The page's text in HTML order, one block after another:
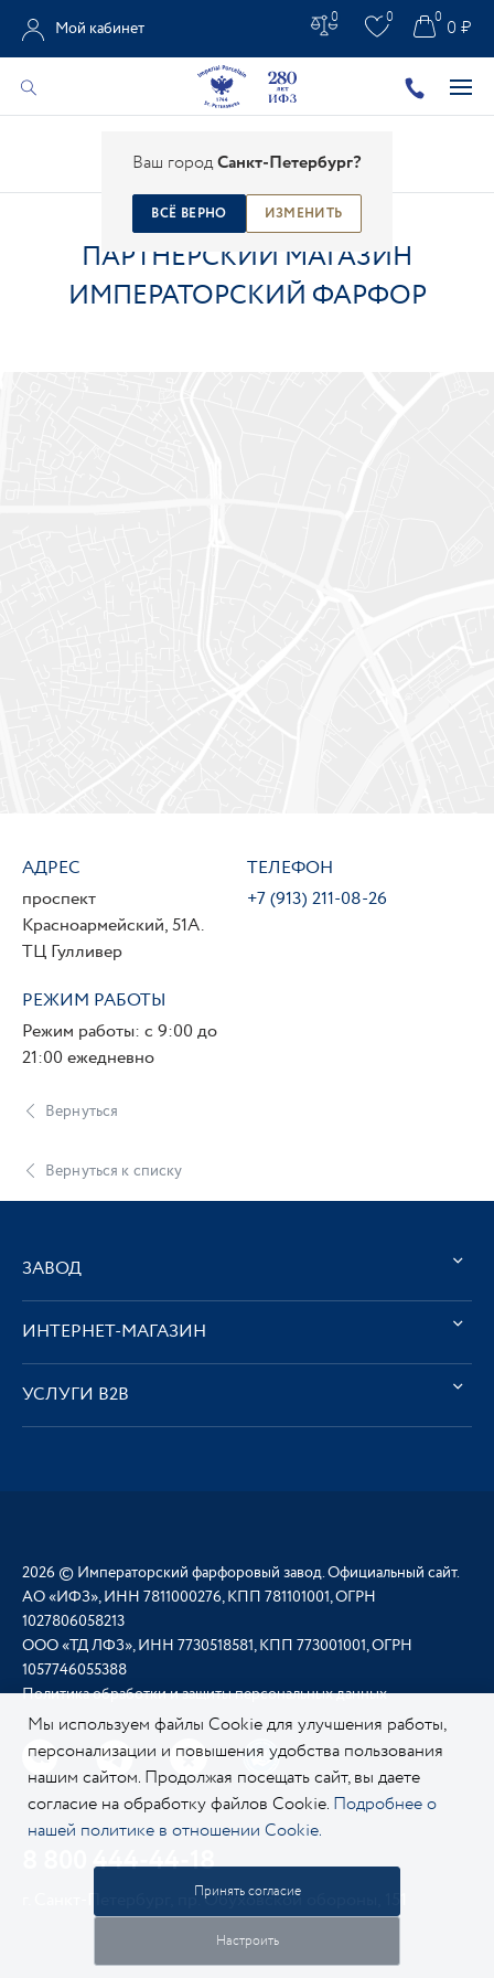
Ваш городСанкт-Петербург?
ВСЁ ВЕРНО ИЗМЕНИТЬ
Мой кабинет
0 0 0 ₽
0
Партнерский магазин Императорский Фарфор
ПАРТНЕРСКИЙ МАГАЗИН
ИМПЕРАТОРСКИЙ ФАРФОР
АДРЕС
проспект
Красноармейский, 51А.
ТЦ Гулливер
ТЕЛЕФОН
+7 (913) 211-08-26
РЕЖИМ РАБОТЫ
Режим работы: с 9:00 до
21:00 ежедневно
Вернуться
Вернуться к списку
ЗАВОД
ИНТЕРНЕТ-МАГАЗИН
УСЛУГИ В2В
2026 © Императорский фарфоровый завод. Официальный сайт.
АО «ИФЗ», ИНН 7811000276, КПП 781101001, ОГРН
1027806058213
ООО «ТД ЛФЗ», ИНН 7730518581, КПП 773001001, ОГРН
1057746055388
Политика обработки и защиты персональных данных
8 800 444-44-18
г. Санкт-Петербург, пр. Обуховской обороны, 151
Мы используем файлы Cookie для улучшения работы,
персонализации и повышения удобства пользования
нашим сайтом. Продолжая посещать сайт, вы даете
согласие на обработку файлов Cookie. Подробнее о
нашей политике в отношении Cookie.
Принять согласие
Настроить